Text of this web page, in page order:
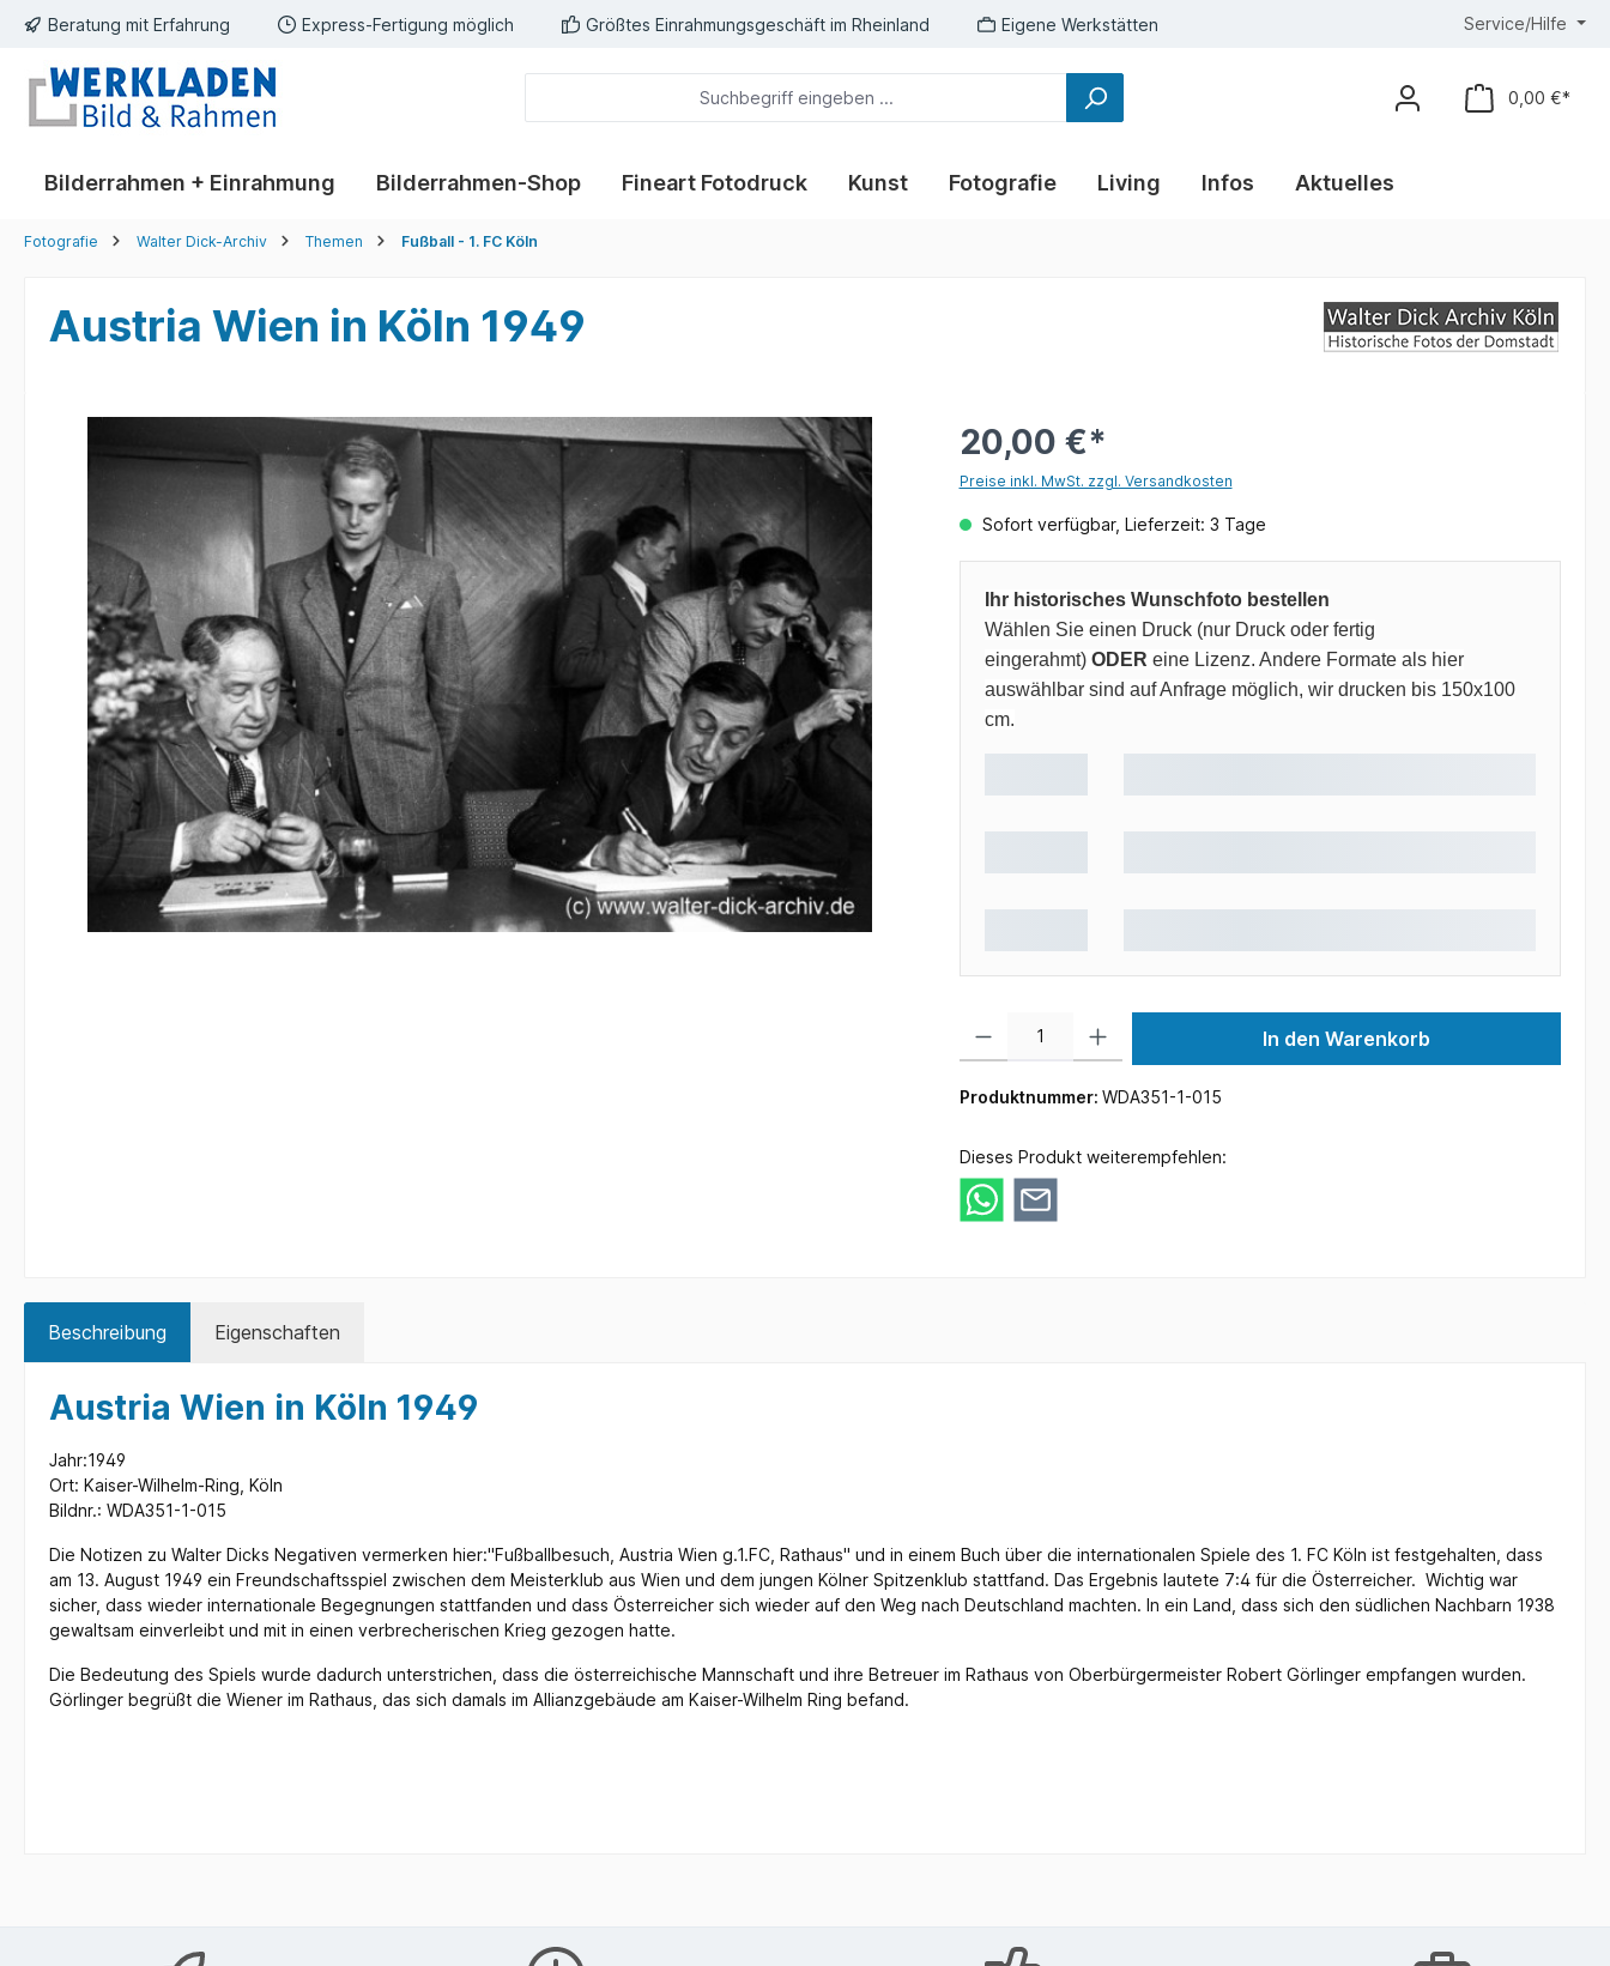
Zur Hauptnavigation springen
Beratung mit Erfahrung Express-Fertigung möglich Größtes Einrahmungsgeschäft im Rheinland Eigene Werkstätten Service/Hilfe
0,00 €*
Bilderrahmen + Einrahmung Bilderrahmen-Shop Fineart Fotodruck Kunst Fotografie Living Infos Aktuelles
Fotografie Walter Dick-Archiv Themen Fußball - 1. FC Köln
Austria Wien in Köln 1949
20,00 €*
Preise inkl. MwSt. zzgl. Versandkosten
Sofort verfügbar, Lieferzeit: 3 Tage
Ihr historisches Wunschfoto bestellen
Wählen Sie einen Druck (nur Druck oder fertig
eingerahmt) ODER eine Lizenz. Andere Formate als hier
auswählbar sind auf Anfrage möglich, wir drucken bis 150x100
cm.
In den Warenkorb
Produktnummer: WDA351-1-015
Dieses Produkt weiterempfehlen:
Beschreibung Eigenschaften
Austria Wien in Köln 1949
Jahr:1949
Ort: Kaiser-Wilhelm-Ring, Köln
Bildnr.: WDA351-1-015
Die Notizen zu Walter Dicks Negativen vermerken hier:"Fußballbesuch, Austria Wien g.1.FC, Rathaus" und in einem Buch über die internationalen Spiele des 1. FC Köln ist festgehalten, dass
am 13. August 1949 ein Freundschaftsspiel zwischen dem Meisterklub aus Wien und dem jungen Kölner Spitzenklub stattfand. Das Ergebnis lautete 7:4 für die Österreicher. Wichtig war
sicher, dass wieder internationale Begegnungen stattfanden und dass Österreicher sich wieder auf den Weg nach Deutschland machten. In ein Land, dass sich den südlichen Nachbarn 1938
gewaltsam einverleibt und mit in einen verbrecherischen Krieg gezogen hatte.
Die Bedeutung des Spiels wurde dadurch unterstrichen, dass die österreichische Mannschaft und ihre Betreuer im Rathaus von Oberbürgermeister Robert Görlinger empfangen wurden.
Görlinger begrüßt die Wiener im Rathaus, das sich damals im Allianzgebäude am Kaiser-Wilhelm Ring befand.